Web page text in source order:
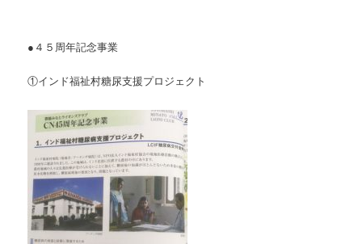
●４５周年記念事業
①インド福祉村糖尿支援プロジェクト